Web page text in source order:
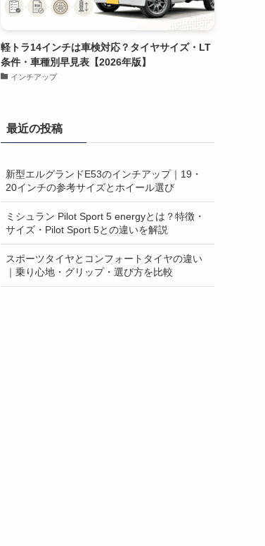
軽トラ14インチは車検対応？タイヤサイズ・LT
条件・車種別早見表【2026年版】
インチアップ
最近の投稿
新型エルグランドE53のインチアップ｜19・
20インチの参考サイズとホイール選び
ミシュラン Pilot Sport 5 energyとは？特徴・
サイズ・Pilot Sport 5との違いを解説
スポーツタイヤとコンフォートタイヤの違い
｜乗り心地・グリップ・選び方を比較